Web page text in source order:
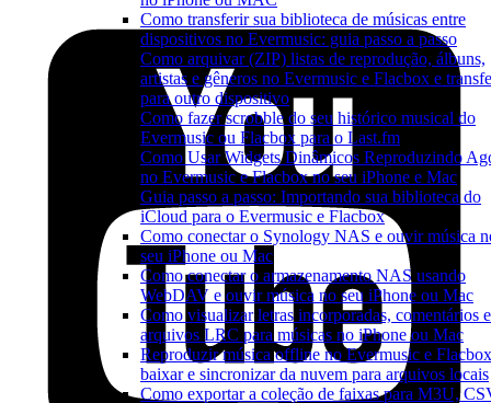
Como transferir sua biblioteca de músicas entre
dispositivos no Evermusic: guia passo a passo
Como arquivar (ZIP) listas de reprodução, álbuns,
artistas e gêneros no Evermusic e Flacbox e
para outro dispositivo
Como fazer scrobble do seu histórico musical do
Evermusic ou Flacbox para o Last.fm
Como Usar Widgets Dinâmicos Reproduzindo
no Evermusic e Flacbox no seu iPhone e Mac
Guia passo a passo: Importando sua biblioteca do
iCloud para o Evermusic e Flacbox
Como conectar o Synology NAS e ouvir música
seu iPhone ou Mac
Como conectar o armazenamento NAS usando
WebDAV e ouvir música no seu iPhone ou Mac
Como visualizar letras incorporadas, comentários e
arquivos LRC para músicas no iPhone ou Mac
Reproduzir música offline no Evermusic e
baixar e sincronizar da nuvem para arquivos locais
Como exportar a coleção de faixas para M3U,